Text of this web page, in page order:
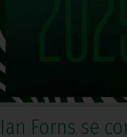
Ian Forns se